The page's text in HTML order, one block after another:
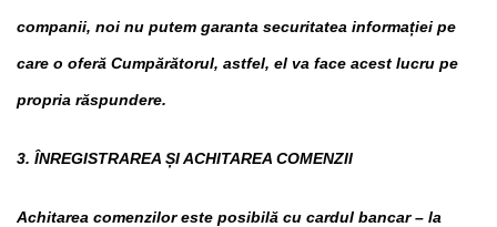
companii, noi nu putem garanta securitatea informației pe
care o oferă Cumpărătorul, astfel, el va face acest lucru pe
propria răspundere.
3. ÎNREGISTRAREA ȘI ACHITAREA COMENZII
Achitarea comenzilor este posibilă cu cardul bancar – la